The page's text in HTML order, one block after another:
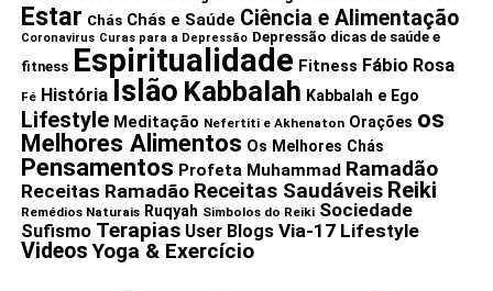
Está cientificamente provado que comer tomate pode
aumentar o metabolismo lipídico, estimulando a
expressão de genes associados à oxidação de ácidos
gordos. Ajuda no corte de calorias e a queimar gordura
facilmente.
Agora que você já
conhece os melhores
Estar Chás Chás e Saúde Ciência e Alimentação
Coronavirus Curas para a Depressão Depressão dicas de saúde e
fitness Espiritualidade Fitness Fábio Rosa
Fé História Islão Kabbalah Kabbalah e Ego
Lifestyle Meditação Nefertiti e Akhenaton Orações os
Melhores Alimentos Os Melhores Chás
Pensamentos Profeta Muhammad Ramadão
Receitas Ramadão Receitas Saudáveis Reiki
Remédios Naturais Ruqyah Simbolos do Reiki Sociedade
Sufismo Terapias User Blogs Via-17 Lifestyle
Videos Yoga & Exercício